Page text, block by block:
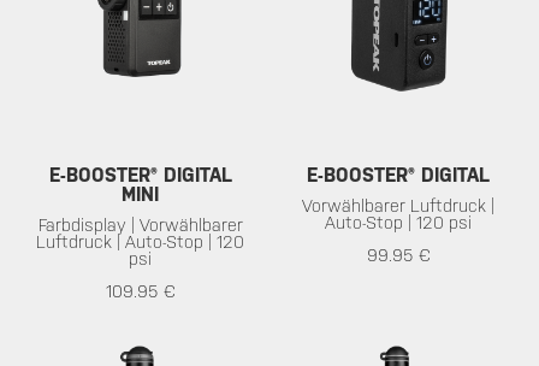
E-BOOSTER® DIGITAL
MINI
Farbdisplay | Vorwählbarer
Luftdruck | Auto-Stop | 120
psi
109.95 €
E-BOOSTER® DIGITAL
Vorwählbarer Luftdruck |
Auto-Stop | 120 psi
99.95 €